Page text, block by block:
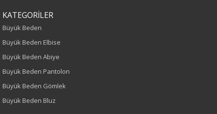
Yetişkin
Büyük Beden
120
KATEGORİLER
Büyük Beden
Büyük Beden Elbise
Büyük Beden Abiye
Büyük Beden Pantolon
Büyük Beden Gömlek
Büyük Beden Bluz